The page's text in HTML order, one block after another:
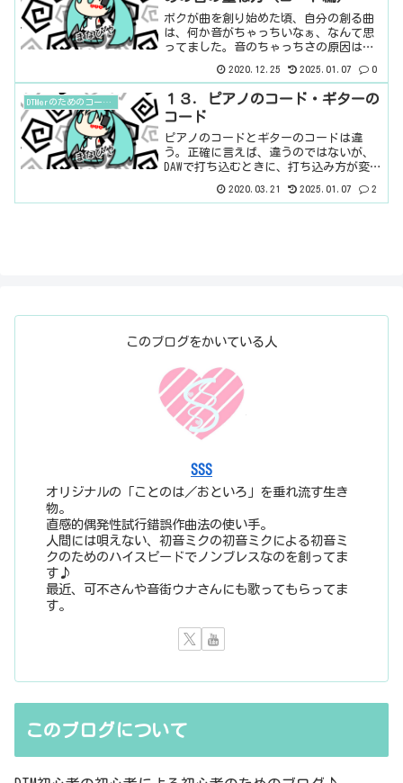
ボクが曲を創り始めた頃、自分の創る曲
は、何か音がちゃっちいなぁ、なんて思
ってました。音のちゃっちさの原因は
音を重ねてみよう♪なんて思いました。
上手な人の曲はトラック数がすごいなん
ていふ話も聞くし。けど、そ...
2020.12.25 2025.01.07 0
DTMerのためのコード入門
１３．ピアノのコード・ギターの
コード
ピアノのコードとギターのコードは違
う。正確に言えば、違うのではないが、
DAWで打ち込むときに、打ち込み方が変わ
ギターの音色で打ち込んでも構わない
2020.03.21 2025.01.07 2
このブログをかいている人
SSS
オリジナルの「ことのは／おといろ」を垂れ流す生き
物。
直感的偶発性試行錯誤作曲法の使い手。
人間には唄えない、初音ミクの初音ミクによる初音ミ
クのためのハイスピードでノンブレスなのを創ってま
す♪
最近、可不さんや音街ウナさんにも歌ってもらってま
す。
このブログについて